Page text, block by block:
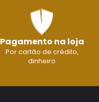
Pagamento na loja
Por cartão de crédito,
dinheiro